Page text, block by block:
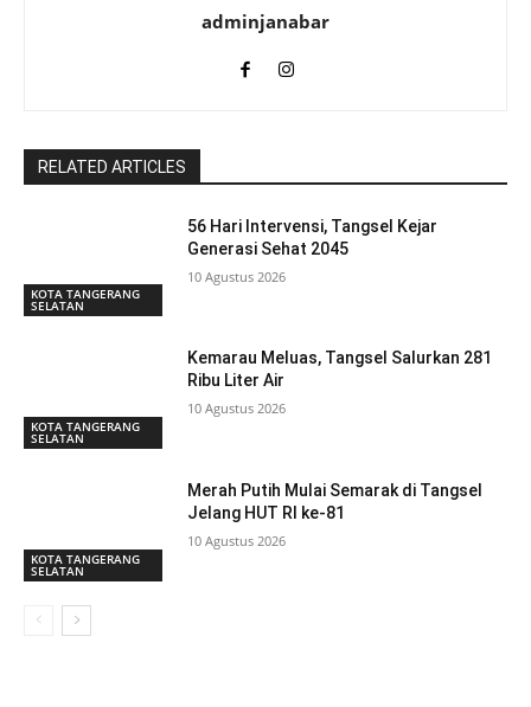
adminjanabar
RELATED ARTICLES
KOTA TANGERANG
SELATAN
56 Hari Intervensi, Tangsel Kejar
Generasi Sehat 2045
10 Agustus 2026
KOTA TANGERANG
SELATAN
Kemarau Meluas, Tangsel Salurkan 281
Ribu Liter Air
10 Agustus 2026
KOTA TANGERANG
SELATAN
Merah Putih Mulai Semarak di Tangsel
Jelang HUT RI ke-81
10 Agustus 2026